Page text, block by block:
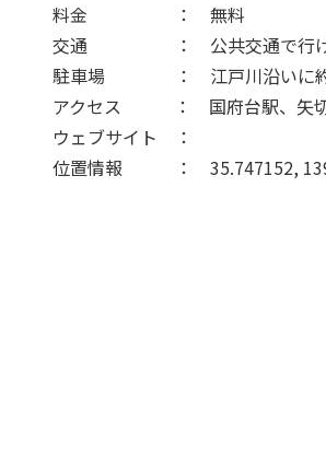
料金 ： 無料
交通 ： 公共交通で行け
駐車場 ： 江戸川沿いに約
アクセス ： 国府台駅、矢切
ウェブサイト ：
位置情報 ： 35.747152,